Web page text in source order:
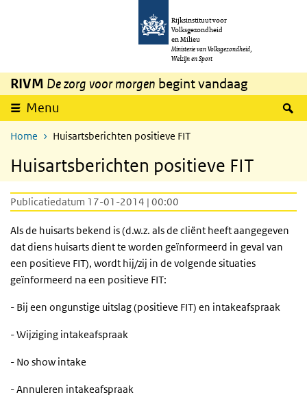
Overslaan en naar de inhoud gaan
Rijksinstituut voor
Volksgezondheid
en Milieu
Ministerie van Volksgezondheid,
Welzijn en Sport
RIVM De zorg voor morgen begint vandaag
Menu
Home Huisartsberichten positieve FIT
Huisartsberichten positieve FIT
Publicatiedatum 17-01-2014 | 00:00
Als de huisarts bekend is (d.w.z. als de cliënt heeft aangegeven
dat diens huisarts dient te worden geïnformeerd in geval van
een positieve FIT), wordt hij/zij in de volgende situaties
geïnformeerd na een positieve FIT:
- Bij een ongunstige uitslag (positieve FIT) en intakeafspraak
- Wijziging intakeafspraak
- No show intake
- Annuleren intakeafspraak